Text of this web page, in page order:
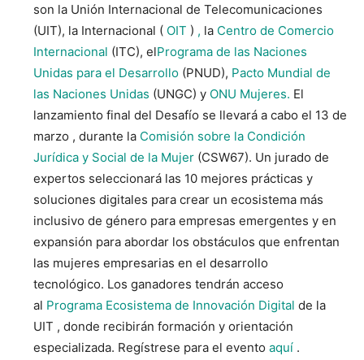
son la Unión Internacional de Telecomunicaciones
(UIT), la Internacional ( OIT ) , la Centro de Comercio
Internacional (ITC), elPrograma de las Naciones
Unidas para el Desarrollo (PNUD), Pacto Mundial de
las Naciones Unidas (UNGC) y ONU Mujeres. El
lanzamiento final del Desafío se llevará a cabo el 13 de
marzo , durante la Comisión sobre la Condición
Jurídica y Social de la Mujer (CSW67). Un jurado de
expertos seleccionará las 10 mejores prácticas y
soluciones digitales para crear un ecosistema más
inclusivo de género para empresas emergentes y en
expansión para abordar los obstáculos que enfrentan
las mujeres empresarias en el desarrollo
tecnológico. Los ganadores tendrán acceso
al Programa Ecosistema de Innovación Digital de la
UIT , donde recibirán formación y orientación
especializada. Regístrese para el evento aquí .